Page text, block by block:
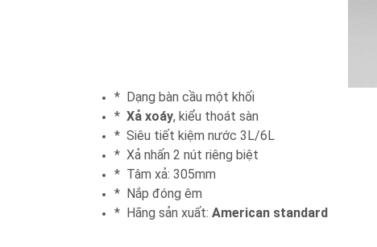
* Dạng bàn cầu một khối
* Xả xoáy, kiểu thoát sàn
* Siêu tiết kiệm nước 3L/6L
* Xả nhấn 2 nút riêng biệt
* Tâm xả: 305mm
* Nắp đóng êm
* Hãng sản xuất: American standard